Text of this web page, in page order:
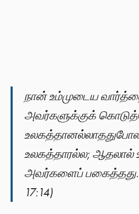
நான் உம்முடைய
அவர்களுக்குக்
உலகத்தாரல்ல; ஆதலால்
அவர்களைப்
17:14)